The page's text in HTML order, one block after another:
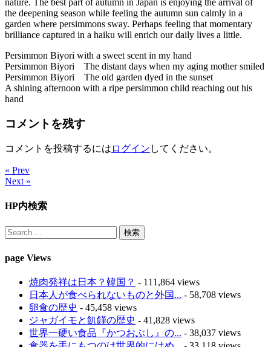
the deepening season while feeling the autumn sun calmly in a
garden where persimmons sway. Perhaps feeling that momentary
brilliance captured in a haiku will enrich our daily lives a little.
Persimmon Biyori with a sweet scent in my hand
Persimmon Biyori The distant days when my aging mother smiled
Persimmon Biyori The old garden dyed in the sunset
A shining afternoon with a ripe persimmon child reaching out his
hand
コメントを残す
コメントを投稿するには ログイン してください。
« Prev
Next »
HP内検索
page Views
焼肉発祥は日本？韓国？ - 111,864 views
日本人が食べられないものと外国... - 58,708 views
卵食の歴史 - 45,458 views
ジャガイモと飢饉の歴史 - 41,828 views
世界一硬い食品『かつおぶし』の... - 38,037 views